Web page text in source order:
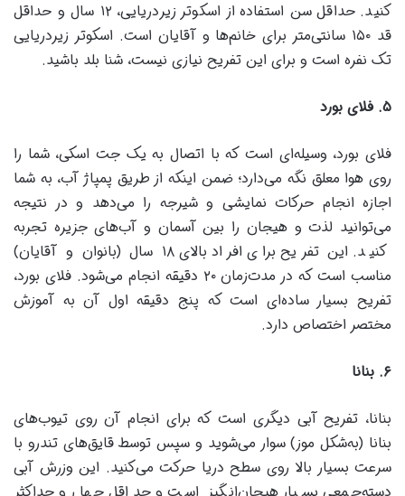
کنید. حداقل سن استفاده از اسکوتر زیردریایی، ۱۲ سال و حداقل
قد ۱۵۰ سانتی‌متر برای خانم‌ها و آقایان است. اسکوتر زیردریایی
تک نفره است و برای این تفریح نیازی نیست، شنا بلد باشید.
۵.فلای بورد
فلای بورد، وسیله‌ای است که با اتصال به یک جت اسکی، شما را
روی هوا معلق نگه می‌دارد؛ ضمن اینکه از طریق پمپاژ آب، به شما
اجازه انجام حرکات نمایشی و شیرجه را می‌دهد و در نتیجه
می‌توانید لذت و هیجان را بین آسمان و آب‌های جزیره تجربه
کنید. این تفریح برای افراد بالای ۱۸ سال (بانوان و آقایان)
مناسب است که در مدت‌زمان ۲۰ دقیقه انجام می‌شود. فلای بورد،
تفریح بسیار ساده‌ای است که پنج دقیقه اول آن به آموزش
مختصر اختصاص دارد.
۶. بنانا
بنانا، تفریح آبی دیگری است که برای انجام آن روی تیوب‌های
بنانا (به‌شکل موز) سوار می‌شوید و سپس توسط قایق‌های تندرو با
سرعت بسیار بالا روی سطح دریا حرکت می‌کنید. این وزرش آبی